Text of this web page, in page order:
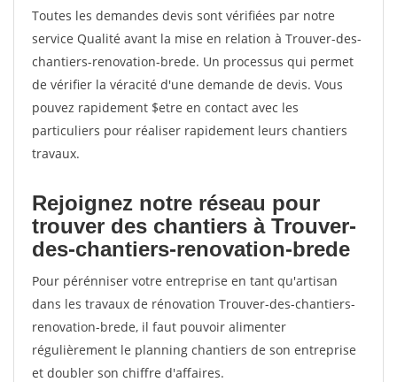
Toutes les demandes devis sont vérifiées par notre
service Qualité avant la mise en relation à Trouver-des-
chantiers-renovation-brede. Un processus qui permet
de vérifier la véracité d'une demande de devis. Vous
pouvez rapidement $etre en contact avec les
particuliers pour réaliser rapidement leurs chantiers
travaux.
Rejoignez notre réseau pour
trouver des chantiers à Trouver-
des-chantiers-renovation-brede
Pour pérénniser votre entreprise en tant qu'artisan
dans les travaux de rénovation Trouver-des-chantiers-
renovation-brede, il faut pouvoir alimenter
régulièrement le planning chantiers de son entreprise
et doubler son chiffre d'affaires.